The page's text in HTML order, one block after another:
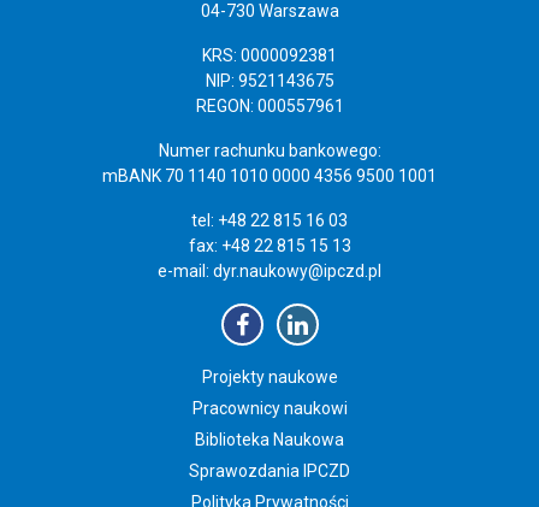
04-730 Warszawa
KRS: 0000092381
NIP: 9521143675
REGON: 000557961
Numer rachunku bankowego:
mBANK 70 1140 1010 0000 4356 9500 1001
tel: +48 22 815 16 03
fax: +48 22 815 15 13
e-mail: dyr.naukowy@ipczd.pl
Projekty naukowe
Pracownicy naukowi
Biblioteka Naukowa
Sprawozdania IPCZD
Polityka Prywatności